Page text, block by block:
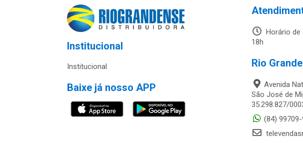
Institucional
Institucional
Baixe já nosso APP
Horário de
18h
Rio
Avenida
São José de
35.298.827/
(84)